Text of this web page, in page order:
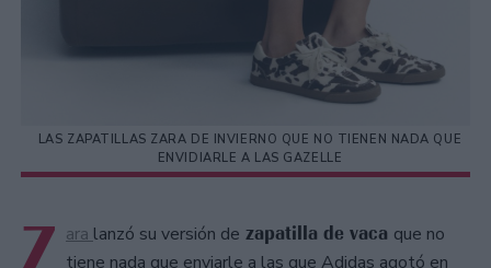
LAS ZAPATILLAS ZARA DE INVIERNO QUE NO TIENEN NADA QUE
ENVIDIARLE A LAS GAZELLE
Z ara lanzó su versión de zapatilla de vaca que no
tiene nada que enviarle a las que Adidas agotó en